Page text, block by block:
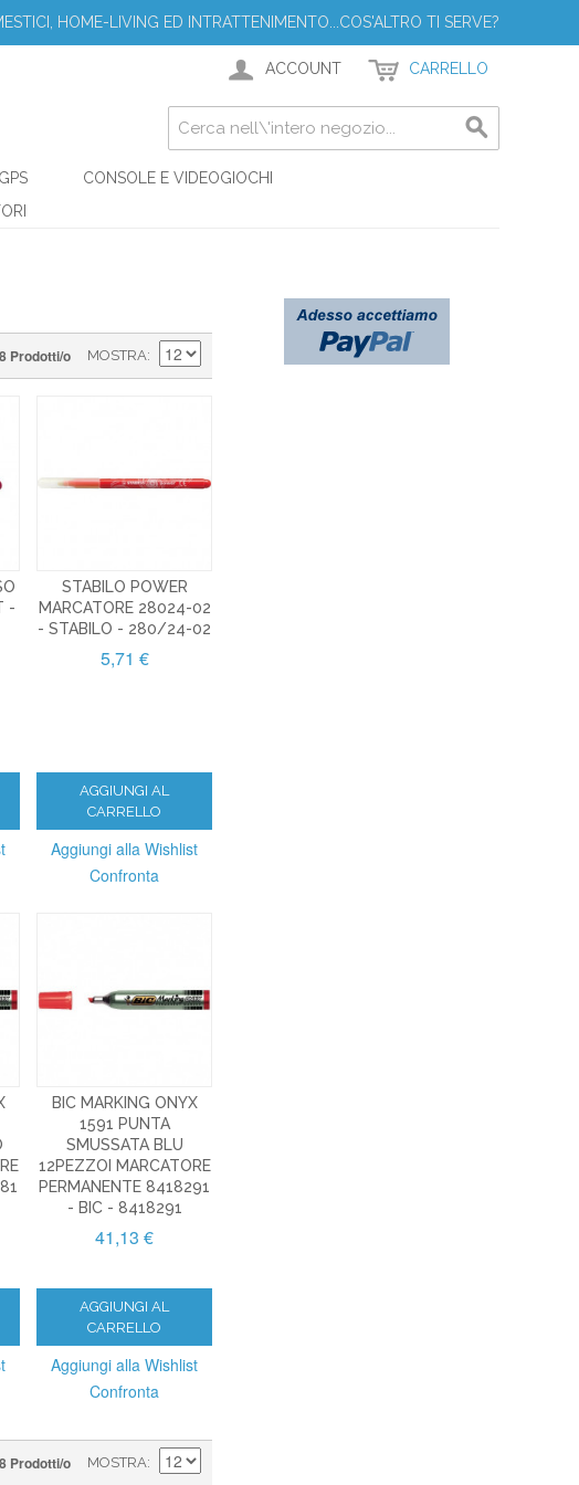
HOME-LIVING ED INTRATTENIMENTO...COS'ALTRO TI SERVE?
ACCOUNT CARRELLO
CONSOLE E VIDEOGIOCHI
8 Prodotti/o MOSTRA
-
STABILO POWER
MARCATORE 28024-02
- STABILO - 280/24-02
5,71 €
AGGIUNGI AL
CARRELLO
Aggiungi alla Wishlist
Confronta
BIC MARKING ONYX
1591 PUNTA
SMUSSATA BLU
12PEZZOI MARCATORE
PERMANENTE 8418291
- BIC - 8418291
41,13 €
AGGIUNGI AL
CARRELLO
Aggiungi alla Wishlist
Confronta
8 Prodotti/o MOSTRA